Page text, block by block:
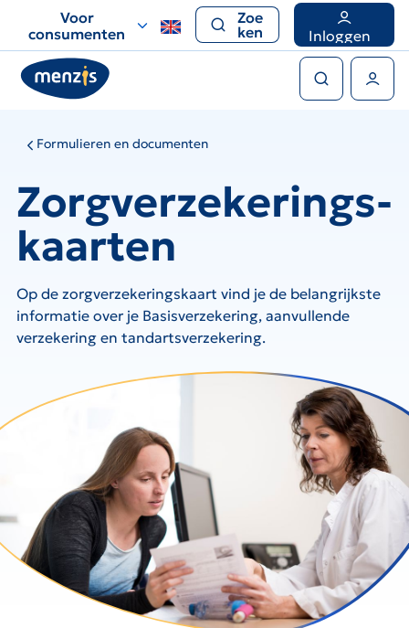
voor
snelle
navigatie
Voor
consumenten
Zoe
ken
Inloggen
Formulieren en documenten
Zorgverzekerings-
kaarten
Op de zorgverzekeringskaart vind je de belangrijkste
informatie over je Basisverzekering, aanvullende
verzekering en tandartsverzekering.